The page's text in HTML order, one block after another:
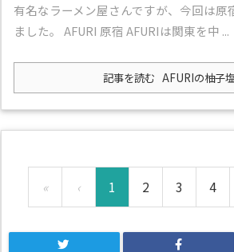
有名なラーメン屋さんですが、今回は原
ました。 AFURI 原宿 AFURIは関東を中 ...
記事を読む AFURIの柚子
« ‹ 1 2 3 4